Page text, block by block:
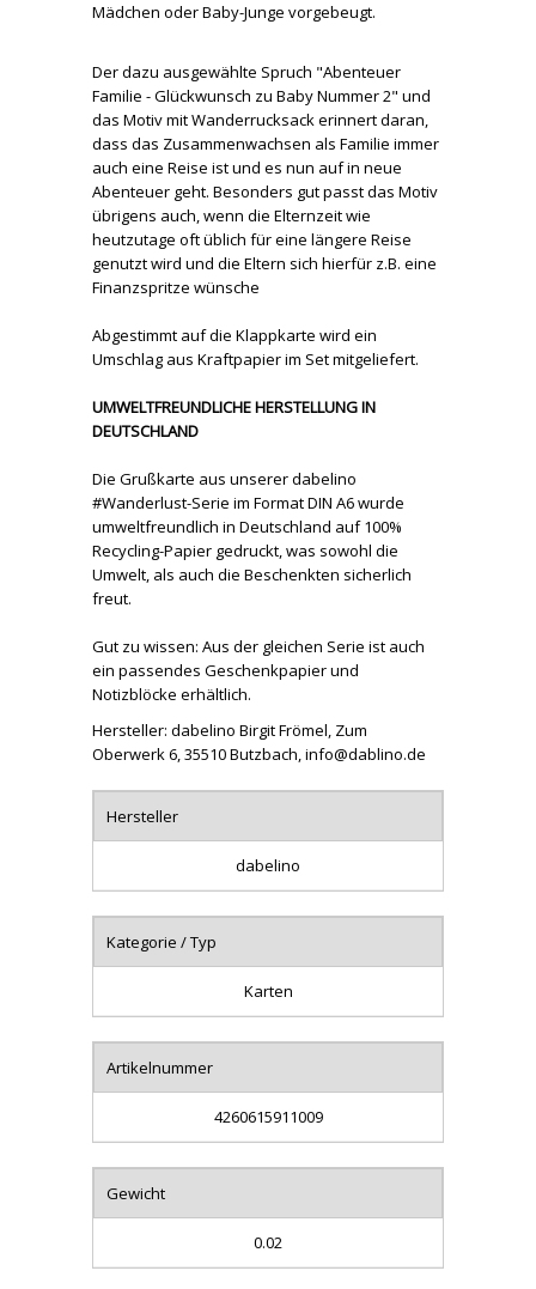
Mädchen oder Baby-Junge vorgebeugt.
Der dazu ausgewählte Spruch "Abenteuer
Familie - Glückwunsch zu Baby Nummer 2" und
das Motiv mit Wanderrucksack erinnert daran,
dass das Zusammenwachsen als Familie immer
auch eine Reise ist und es nun auf in neue
Abenteuer geht. Besonders gut passt das Motiv
übrigens auch, wenn die Elternzeit wie
heutzutage oft üblich für eine längere Reise
genutzt wird und die Eltern sich hierfür z.B. eine
Finanzspritze wünsche
Abgestimmt auf die Klappkarte wird ein
Umschlag aus Kraftpapier im Set mitgeliefert.
UMWELTFREUNDLICHE HERSTELLUNG IN
DEUTSCHLAND
Die Grußkarte aus unserer dabelino
#Wanderlust-Serie im Format DIN A6 wurde
umweltfreundlich in Deutschland auf 100%
Recycling-Papier gedruckt, was sowohl die
Umwelt, als auch die Beschenkten sicherlich
freut.
Gut zu wissen: Aus der gleichen Serie ist auch
ein passendes Geschenkpapier und
Notizblöcke erhältlich.
Hersteller: dabelino Birgit Frömel, Zum
Oberwerk 6, 35510 Butzbach, info@dablino.de
Hersteller
dabelino
Kategorie / Typ
Karten
Artikelnummer
4260615911009
Gewicht
0.02